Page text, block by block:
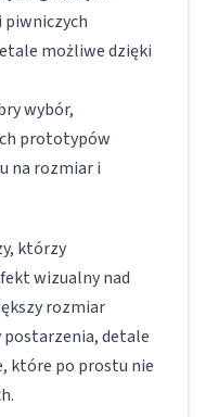
możliwe dzięki
wybór,
prototypów
na rozmiar i
którzy
wizualny nad
rozmiar
detale
które po prostu nie